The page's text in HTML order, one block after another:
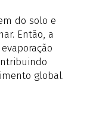
do solo e
Então, a
global.